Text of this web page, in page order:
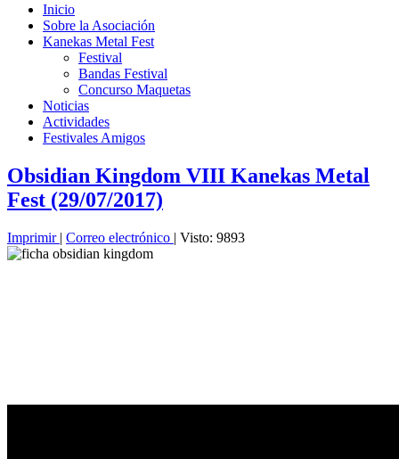
Inicio
Sobre la Asociación
Kanekas Metal Fest
Festival
Bandas Festival
Concurso Maquetas
Noticias
Actividades
Festivales Amigos
Obsidian Kingdom VIII Kanekas Metal
Fest (29/07/2017)
Imprimir | Correo electrónico | Visto: 9893